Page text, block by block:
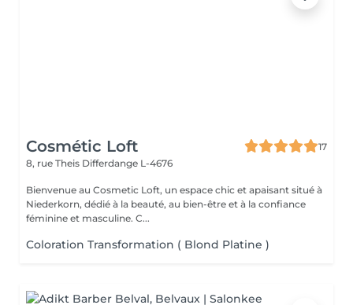
Cosmétic Loft
17
8, rue Theis Differdange L-4676
Bienvenue au Cosmetic Loft, un espace chic et apaisant situé à
Niederkorn, dédié à la beauté, au bien-être et à la confiance
féminine et masculine. C...
Coloration Transformation ( Blond Platine )